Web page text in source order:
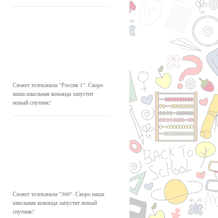
Сюжет телеканала "Россия 1". Скоро
наша школьная команда запустит
новый спутник!
Сюжет телеканала "360". Скоро наша
школьная команда запустит новый
спутник!